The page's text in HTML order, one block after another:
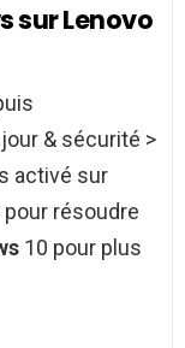
sur Lenovo
& sécurité >
activé sur
pour résoudre
10 pour plus